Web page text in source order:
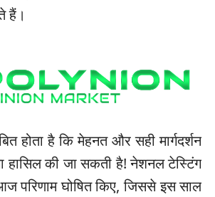
हैं।
होता है कि मेहनत और सही मार्गदर्शन
हासिल की जा सकती है! नेशनल टेस्टिंग
परिणाम घोषित किए, जिससे इस साल